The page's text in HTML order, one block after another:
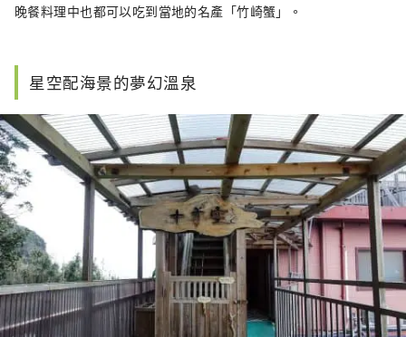
晚餐料理中也都可以吃到當地的名產「竹崎蟹」。
星空配海景的夢幻溫泉